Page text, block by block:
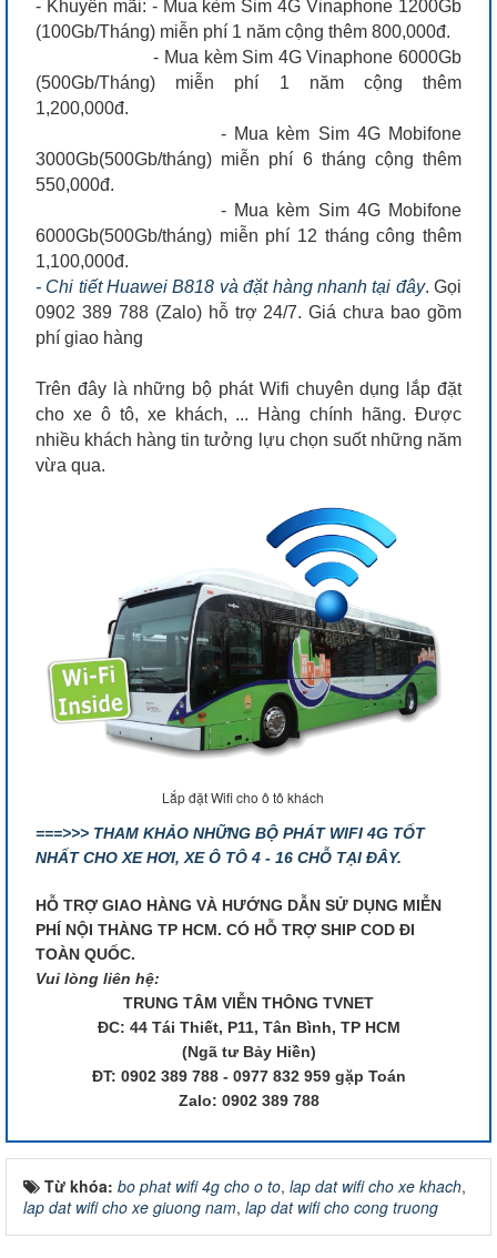
- Khuyến mãi: - Mua kèm Sim 4G Vinaphone 1200Gb
(100Gb/Tháng) miễn phí 1 năm cộng thêm 800,000đ.
- Mua kèm Sim 4G Vinaphone 6000Gb
(500Gb/Tháng) miễn phí 1 năm cộng thêm
1,200,000đ.
- Mua kèm Sim 4G Mobifone
3000Gb(500Gb/tháng) miễn phí 6 tháng cộng thêm
550,000đ.
- Mua kèm Sim 4G Mobifone
6000Gb(500Gb/tháng) miễn phí 12 tháng công thêm
1,100,000đ.
- Chi tiết Huawei B818 và đặt hàng nhanh tại đây. Gọi
0902 389 788 (Zalo) hỗ trợ 24/7. Giá chưa bao gồm
phí giao hàng
Trên đây là những bộ phát Wifi chuyên dụng lắp đặt
cho xe ô tô, xe khách, ... Hàng chính hãng. Được
nhiều khách hàng tin tưởng lựu chọn suốt những năm
vừa qua.
Lắp đặt Wifi cho ô tô khách
===>>> THAM KHẢO NHỮNG BỘ PHÁT WIFI 4G TỐT
NHẤT CHO XE HƠI, XE Ô TÔ 4 - 16 CHỖ TẠI ĐÂY.
HỖ TRỢ GIAO HÀNG VÀ HƯỚNG DẪN SỬ DỤNG MIỄN
PHÍ NỘI THÀNG TP HCM. CÓ HỖ TRỢ SHIP COD ĐI
TOÀN QUỐC.
Vui lòng liên hệ:
TRUNG TÂM VIỄN THÔNG TVNET
ĐC: 44 Tái Thiết, P11, Tân Bình, TP HCM
(Ngã tư Bảy Hiền)
ĐT: 0902 389 788 - 0977 832 959 gặp Toán
Zalo: 0902 389 788
Từ khóa: bo phat wifi 4g cho o to, lap dat wifi cho xe khach,
lap dat wifi cho xe giuong nam, lap dat wifi cho cong truong